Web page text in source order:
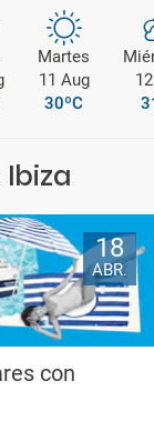
Martes
11 Aug
30ºC
18
ABR.
con